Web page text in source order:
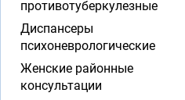
противотуберкулезные
Диспансеры
психоневрологические
Женские районные
консультации